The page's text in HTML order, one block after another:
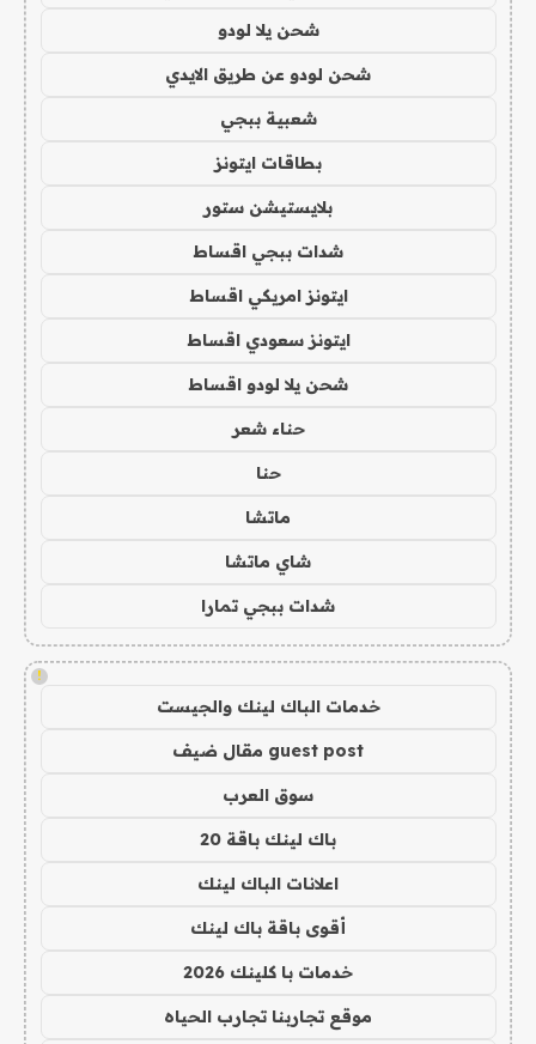
شحن يلا لودو
شحن لودو عن طريق الايدي
شعبية ببجي
بطاقات ايتونز
بلايستيشن ستور
شدات ببجي اقساط
ايتونز امريكي اقساط
ايتونز سعودي اقساط
شحن يلا لودو اقساط
حناء شعر
حنا
ماتشا
شاي ماتشا
شدات ببجي تمارا
!
خدمات الباك لينك والجيست
guest post مقال ضيف
سوق العرب
باك لينك باقة 20
اعلانات الباك لينك
أقوى باقة باك لينك
خدمات با كلينك 2026
موقع تجاربنا تجارب الحياه